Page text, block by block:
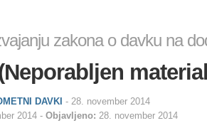
zakona o davku na
DAVKI - 28. november 2014
2014 Objavljeno: 28. november 2014